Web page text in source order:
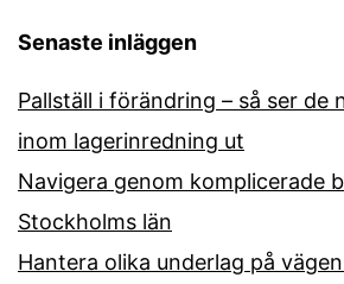
Senaste inläggen
Pallställ i förändring – så ser de
inom lagerinredning ut
Navigera genom komplicerade
Stockholms län
Hantera olika underlag på